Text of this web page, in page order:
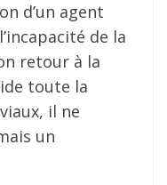
d’un agent
de la
retour à la
toute la
il ne
un